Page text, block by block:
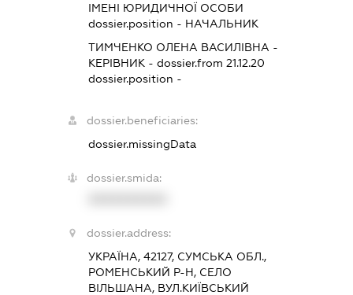
ІМЕНІ ЮРИДИЧНОЇ ОСОБИ
dossier.position - НАЧАЛЬНИК
ТИМЧЕНКО ОЛЕНА ВАСИЛІВНА -
КЕРІВНИК - dossier.from 21.12.20
dossier.position -
dossier.beneficiaries:
dossier.missingData
dossier.smida:
dossier.address:
УКРАЇНА, 42127, СУМСЬКА ОБЛ.,
РОМЕНСЬКИЙ Р-Н, СЕЛО
ВІЛЬШАНА, ВУЛ.КИЇВСЬКИЙ